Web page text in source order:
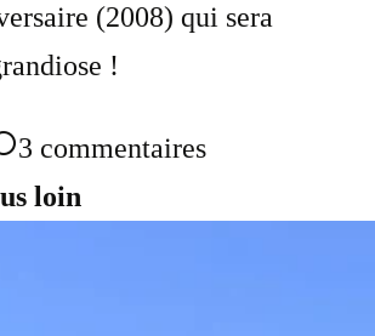
(2008) qui sera
!
3 commentaires
loin